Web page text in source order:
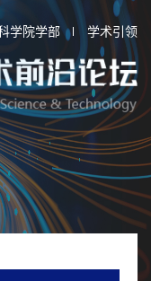
学院学部 学术引领